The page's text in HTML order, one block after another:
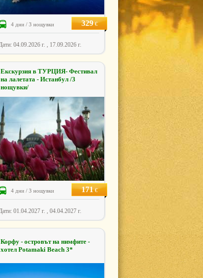
4 дни / 3 нощувки 329€
04.09.2026 г. , 17.09.2026 г.
Екскурзия в ТУРЦИЯ- Фестивал
на лалетата - Истанбул /3
нощувки/
4 дни / 3 нощувки 171€
01.04.2027 г. , 04.04.2027 г.
Корфу - островът на нимфите -
хотел Potamaki Beach 3*